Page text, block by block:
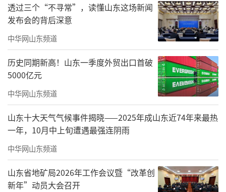
活动现场，志愿者们分工协作、默契配
合，对小区内近百个古力盖进行细致清扫、除
尘打磨。大家精心构思创作，将清新风景画、
趣味卡通画等元素精心勾勒、细致上色。原本
透过三个“不寻常”，读懂山东这场新闻
发布会的背后深意
中华网山东频道
历史同期新高！山东一季度外贸出口首破
5000亿元
中华网山东频道
山东十大天气气候事件揭晓——2025年成山东近74年来最热
一年，10月中上旬遭遇最强连阴雨
中华网山东频道
山东省地矿局2026年工作会议暨“改革创
新年”动员大会召开